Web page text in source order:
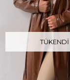
TÜKENDI